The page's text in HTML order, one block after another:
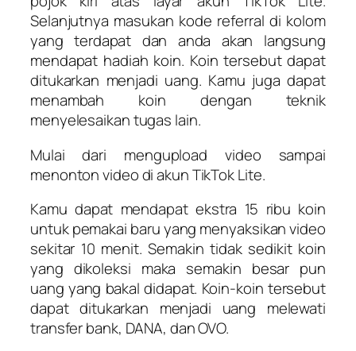
Selanjutnya masukan kode referral di kolom
yang terdapat dan anda akan langsung
mendapat hadiah koin. Koin tersebut dapat
ditukarkan menjadi uang. Kamu juga dapat
menambah koin dengan teknik
menyelesaikan tugas lain.
Mulai dari mengupload video sampai
menonton video di akun TikTok Lite.
Kamu dapat mendapat ekstra 15 ribu koin
untuk pemakai baru yang menyaksikan video
sekitar 10 menit. Semakin tidak sedikit koin
yang dikoleksi maka semakin besar pun
uang yang bakal didapat. Koin-koin tersebut
dapat ditukarkan menjadi uang melewati
transfer bank, DANA, dan OVO.